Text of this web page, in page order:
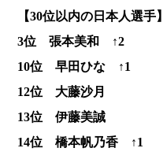
【30位以内の日本人選手】
3位 張本美和 ↑2
10位 早田ひな ↑1
12位 大藤沙月
13位 伊藤美誠
14位 橋本帆乃香 ↑1